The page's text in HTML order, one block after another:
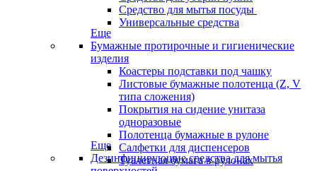
Средство для мытья посуды
Универсальные средства
Еще
Бумажные протирочные и гигиенические
изделия
Коастеры подставки под чашку
Листовые бумажные полотенца (Z, V
типа сложения)
Покрытия на сидение унитаза
одноразовые
Полотенца бумажные в рулоне
Салфетки для диспенсеров
Туалетная бумага в рулонах
Еще
Дезинфицирующие средства для мытья